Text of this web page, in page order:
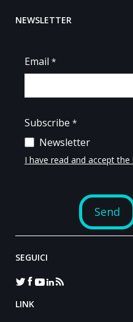
NEWSLETTER
SEGUICI
LINK